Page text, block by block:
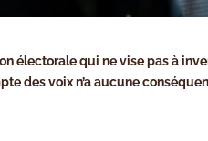
électorale qui ne vise pas à
des voix n’a aucune